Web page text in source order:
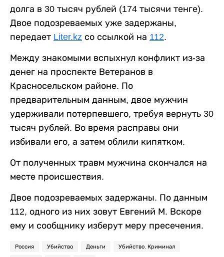
долга в 30 тысяч рублей (174 тысячи тенге).
Двое подозреваемых уже задержаны,
передает Liter.kz со ссылкой на 112.
Между знакомыми вспыхнул конфликт из-за
денег на проспекте Ветеранов в
Красносельском районе. По
предварительным данным, двое мужчин
удерживали потерпевшего, требуя вернуть 30
тысяч рублей. Во время расправы они
избивали его, а затем облили кипятком.
От полученных травм мужчина скончался на
месте происшествия.
Двое подозреваемых задержаны. По данным
112, одного из них зовут Евгений М. Вскоре
ему и сообщнику изберут меру пресечения.
Россия Убийство Деньги Убийство. Криминал